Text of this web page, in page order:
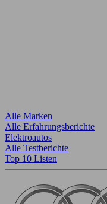
Alle Marken
Alle Erfahrungsberichte
Elektroautos
Alle Testberichte
Top 10 Listen